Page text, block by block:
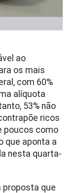
ao
os mais
com 60%
alíquota
53% não
ricos
poucos como
que aponta a
nesta quarta-
proposta que